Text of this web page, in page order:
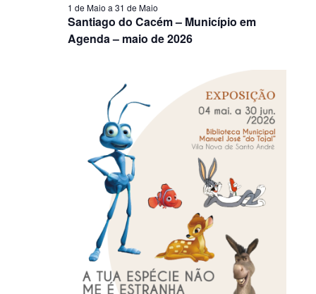
Santiago do Cacém – Município em
Agenda – maio de 2026
1 de Maio a 31 de Maio